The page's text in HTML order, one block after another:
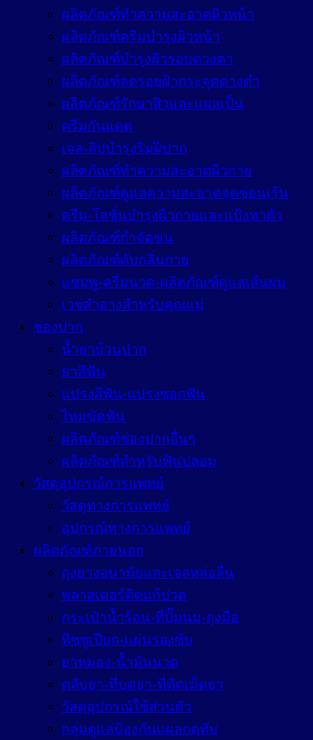
ผลิตภัณฑ์ทำความสะอาดผิวหน้า
ผลิตภัณฑ์ครีมบำรุงผิวหน้า
ผลิตภัณฑ์บำรุงผิวรอบดวงตา
ผลิตภัณฑ์ลดรอยฝ้ากระจุดด่างดำ
ผลิตภัณฑ์รักษาสิวและแผลเป็น
ครีมกันแดด
เจล-ลิปบำรุงริมฝีปาก
ผลิตภัณฑ์ทำความสะอาดผิวกาย
ผลิตภัณฑ์ดูแลความสะอาดจุดซ่อนเร้น
ครีม-โลชั่นบำรุงผิวกายและแป้งทาตัว
ผลิตภัณฑ์กำจัดขน
ผลิตภัณฑ์ดับกลิ่นกาย
แชมพู-ครีมนวด-ผลิตภัณฑ์ดูแลเส้นผม
เวชสำอางสำหรับคุณแม่
ช่องปาก
น้ำยาบ้วนปาก
ยาสีฟัน
แปรงสีฟัน-แปรงซอกฟัน
ไหมขัดฟัน
ผลิตภัณฑ์ช่องปากอื่นๆ
ผลิตภัณฑ์สำหรับฟันปลอม
วัสดุอุปกรณ์การแพทย์
วัสดุทางการแพทย์
อุปกรณ์ทางการแพทย์
ผลิตภัณฑ์ภายนอก
ถุงยางอนามัยและเจลหล่อลื่น
พลาสเตอร์ติดแก้ปวด
กระเป๋าน้ำร้อน-ที่ปั๊มนม-ถุงมือ
ทิชชูเปียก-แผ่นรองซับ
ยาหม่อง-น้ำมันนวด
ตลับยา-ที่บดยา-ที่ตัดเม็ดยา
วัสดุอุปกรณ์ใช้ส่วนตัว
กลุ่มดูแลป้องกันแผลกดทับ